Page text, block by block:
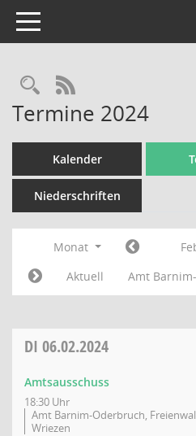
Toggle navigation
Rechercheauswahl
RSS-Feed
Termine 2024
Kalender
Niederschriften
Monat
Aktuell
Amt
DI 06.02.2024
Amtsausschuss
18:30 Uhr
Amt Barnim-Oderbruch,
Wriezen